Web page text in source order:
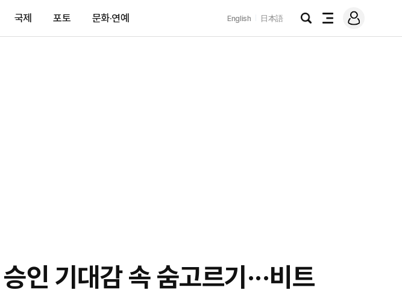
국제 포토 문화·연예 English 日本語
검
전
메
그
인 기대감 속 숨고르기···비트